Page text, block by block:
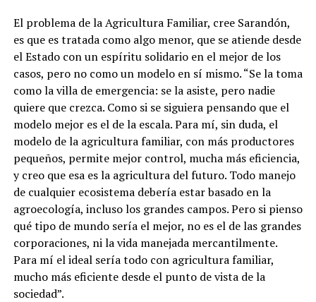
El problema de la Agricultura Familiar, cree Sarandón,
es que es tratada como algo menor, que se atiende desde
el Estado con un espíritu solidario en el mejor de los
casos, pero no como un modelo en sí mismo. “Se la toma
como la villa de emergencia: se la asiste, pero nadie
quiere que crezca. Como si se siguiera pensando que el
modelo mejor es el de la escala. Para mí, sin duda, el
modelo de la agricultura familiar, con más productores
pequeños, permite mejor control, mucha más eficiencia,
y creo que esa es la agricultura del futuro. Todo manejo
de cualquier ecosistema debería estar basado en la
agroecología, incluso los grandes campos. Pero si pienso
qué tipo de mundo sería el mejor, no es el de las grandes
corporaciones, ni la vida manejada mercantilmente.
Para mí el ideal sería todo con agricultura familiar,
mucho más eficiente desde el punto de vista de la
sociedad”.